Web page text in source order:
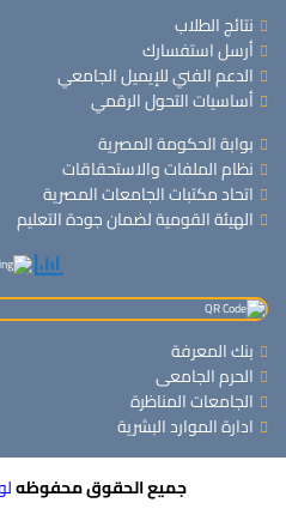
نتائج الطلاب
أرسل استفسارك
الدعم الفني للإيميل الجامعي
أساسيات التحول الرقمي
بوابة الحكومة المصرية
نظام الملفات والاستحقاقات
اتحاد مكتبات الجامعات المصرية
الهيئة القومية لضمان جودة التعليم
بنك المعرفة
الحرم الجامعى
الجامعات المناظرة
ادارة الموارد البشرية
جميع الحقوق محفوظه